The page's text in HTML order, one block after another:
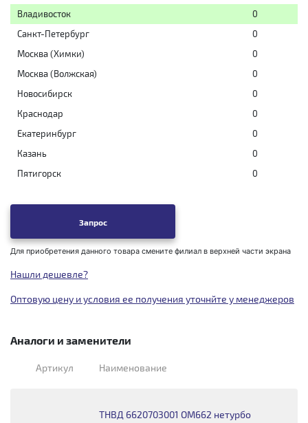
Владивосток
0
Санкт-Петербург
0
Москва (Химки)
0
Москва (Волжская)
0
Новосибирск
0
Краснодар
0
Екатеринбург
0
Казань
0
Пятигорск
0
Запрос
Для приобретения данного товара смените филиал в верхней части экрана
Нашли дешевле?
Оптовую цену и условия ее получения уточнйте у менеджеров
Аналоги и заменители
Артикул Наименование
ТНВД 6620703001 OM662 нетурбо